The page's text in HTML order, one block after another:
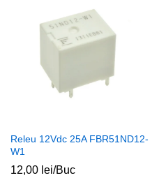
Releu 12Vdc 25A FBR51ND12-
W1
12,00 lei/Buc